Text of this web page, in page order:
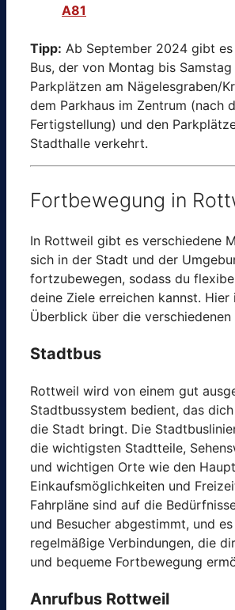
A81
Tipp: Ab September 2024 gibt
Bus, der von Montag bis
Parkplätzen am Nägelesgraben/
dem Parkhaus im Zentrum (nach
Fertigstellung) und den
Stadthalle verkehrt.
Fortbewegung in
In Rottweil gibt es verschiedene
sich in der Stadt und der
fortzubewegen, sodass du
deine Ziele erreichen kannst. Hier
Überblick über die
Stadtbus
Rottweil wird von einem gut
Stadtbussystem bedient, das
die Stadt bringt. Die
die wichtigsten Stadtteile,
und wichtigen Orte wie den
Einkaufsmöglichkeiten und
Fahrpläne sind auf die
und Besucher abgestimmt, und
regelmäßige Verbindungen, die
und bequeme Fortbewegung
Anrufbus Rottweil